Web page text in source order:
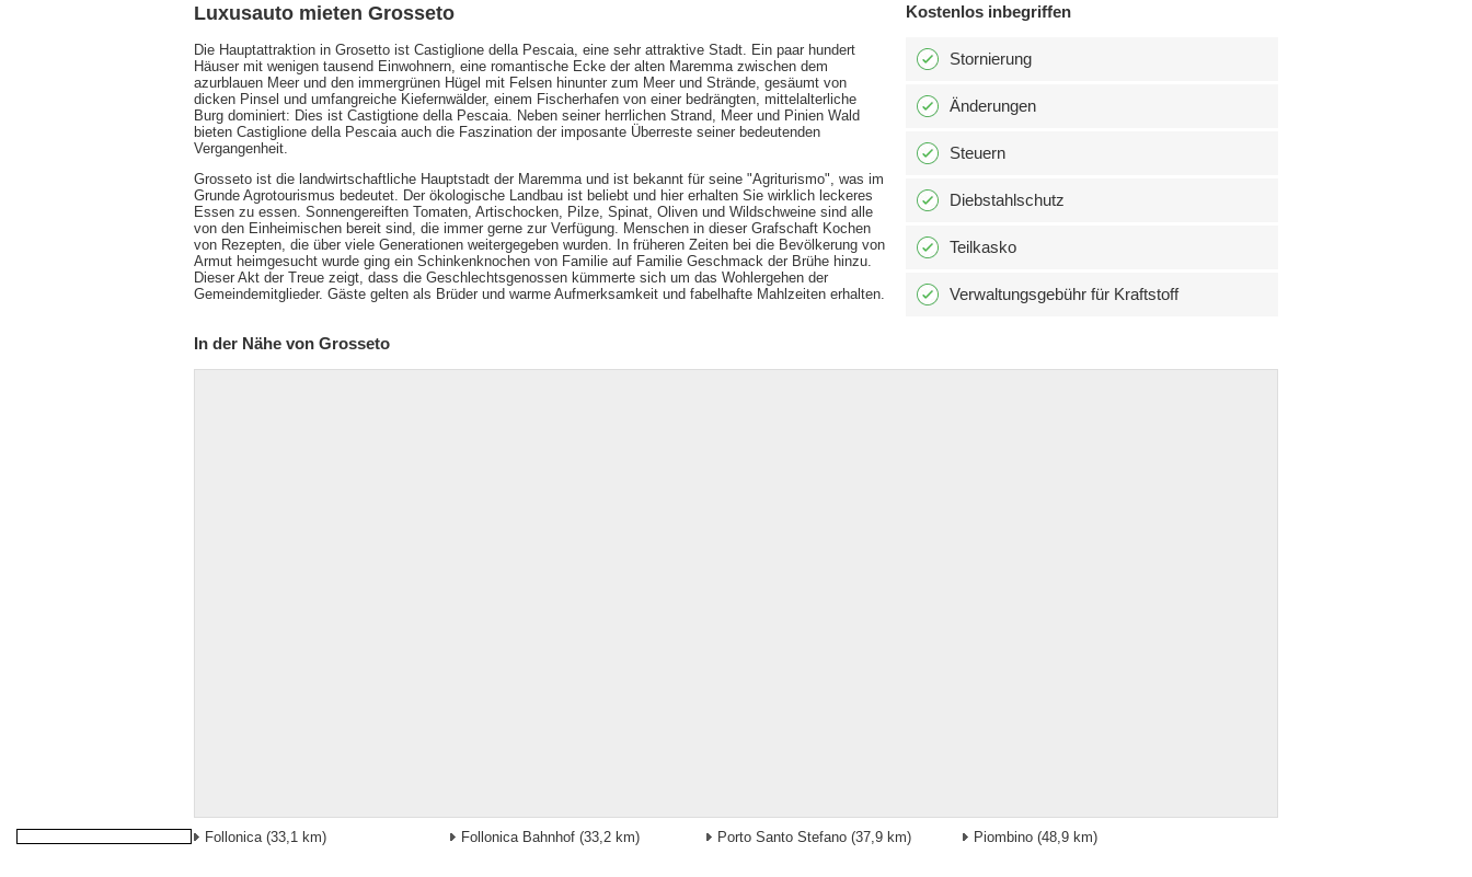
Luxusauto mieten Grosseto
Die Hauptattraktion in Grosetto ist Castiglione della Pescaia, eine sehr attraktive Stadt. Ein paar hundert
Häuser mit wenigen tausend Einwohnern, eine romantische Ecke der alten Maremma zwischen dem
azurblauen Meer und den immergrünen Hügel mit Felsen hinunter zum Meer und Strände, gesäumt von
dicken Pinsel und umfangreiche Kiefernwälder, einem Fischerhafen von einer bedrängten, mittelalterliche
Burg dominiert: Dies ist Castigtione della Pescaia. Neben seiner herrlichen Strand, Meer und Pinien Wald
bieten Castiglione della Pescaia auch die Faszination der imposante Überreste seiner bedeutenden
Vergangenheit.
Grosseto ist die landwirtschaftliche Hauptstadt der Maremma und ist bekannt für seine "Agriturismo", was im
Grunde Agrotourismus bedeutet. Der ökologische Landbau ist beliebt und hier erhalten Sie wirklich leckeres
Essen zu essen. Sonnengereiften Tomaten, Artischocken, Pilze, Spinat, Oliven und Wildschweine sind alle
von den Einheimischen bereit sind, die immer gerne zur Verfügung. Menschen in dieser Grafschaft Kochen
von Rezepten, die über viele Generationen weitergegeben wurden. In früheren Zeiten bei die Bevölkerung von
Armut heimgesucht wurde ging ein Schinkenknochen von Familie auf Familie Geschmack der Brühe hinzu.
Dieser Akt der Treue zeigt, dass die Geschlechtsgenossen kümmerte sich um das Wohlergehen der
Gemeindemitglieder. Gäste gelten als Brüder und warme Aufmerksamkeit und fabelhafte Mahlzeiten erhalten.
Kostenlos inbegriffen
Stornierung
Änderungen
Steuern
Diebstahlschutz
Teilkasko
Verwaltungsgebühr für Kraftstoff
In der Nähe von Grosseto
Follonica (33,1 km) Follonica Bahnhof (33,2 km) Porto Santo Stefano (37,9 km) Piombino (48,9 km)